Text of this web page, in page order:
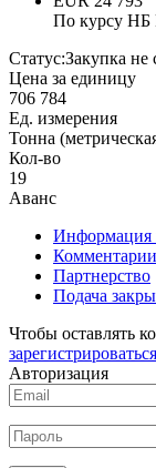
По курсу НБ
Статус:Закупка не
Цена за единицу
706 784
Ед. измерения
Тонна
Кол-во
19
Аванс
Информация
Комментарии
Партнерство
Подача
Чтобы оставлять
зарегистрироваться
Авторизация